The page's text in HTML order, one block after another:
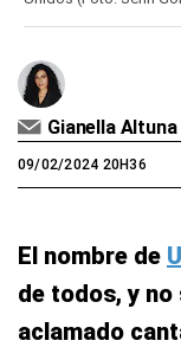
Gianella Altuna
09/02/2024 20H36
El nombre de
de todos, y
aclamado